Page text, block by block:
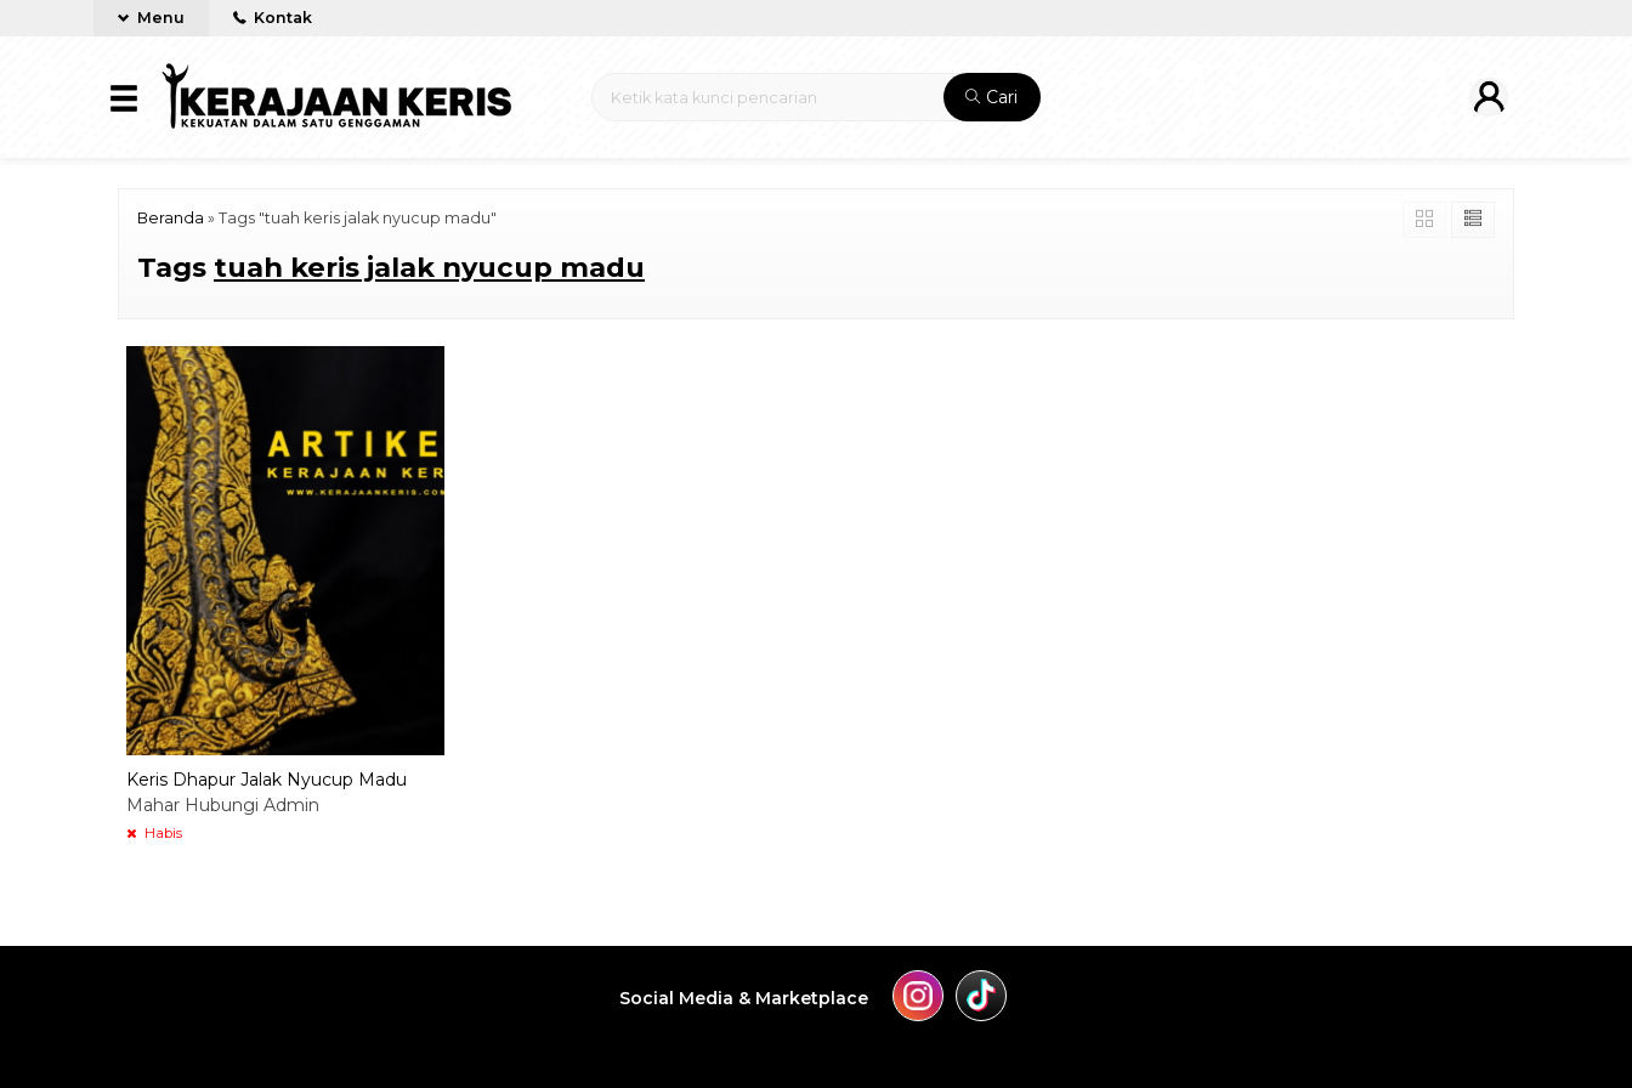
Menu Kontak
Cari
Beranda » Tags "tuah keris jalak nyucup madu"
Tags tuah keris jalak nyucup madu
Keris Dhapur Jalak Nyucup Madu
Mahar Hubungi Admin
Habis
Social Media & Marketplace